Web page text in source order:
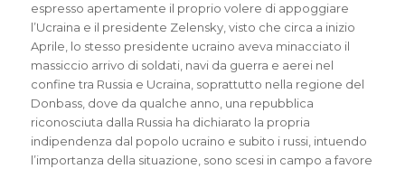
espresso apertamente il proprio volere di appoggiare
l’Ucraina e il presidente Zelensky, visto che circa a inizio
Aprile, lo stesso presidente ucraino aveva minacciato il
massiccio arrivo di soldati, navi da guerra e aerei nel
confine tra Russia e Ucraina, soprattutto nella regione del
Donbass, dove da qualche anno, una repubblica
riconosciuta dalla Russia ha dichiarato la propria
indipendenza dal popolo ucraino e subito i russi, intuendo
l’importanza della situazione, sono scesi in campo a favore